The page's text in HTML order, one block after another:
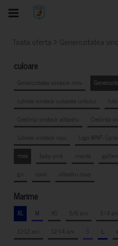
Toata oferta > Generozitatea
culoare
Generozitatea vindecă- mov
Iubirea vindecă- culoarea untului
Credința vindecă- albastru
Credința
Iubirea vindecă- roșu
Logo MNF-
mov
baby pink mentă galben
gri
coral albastru navy
Marime
XL M XS 5/6 ani 3/4
10-12 ani
12-14 ani S L